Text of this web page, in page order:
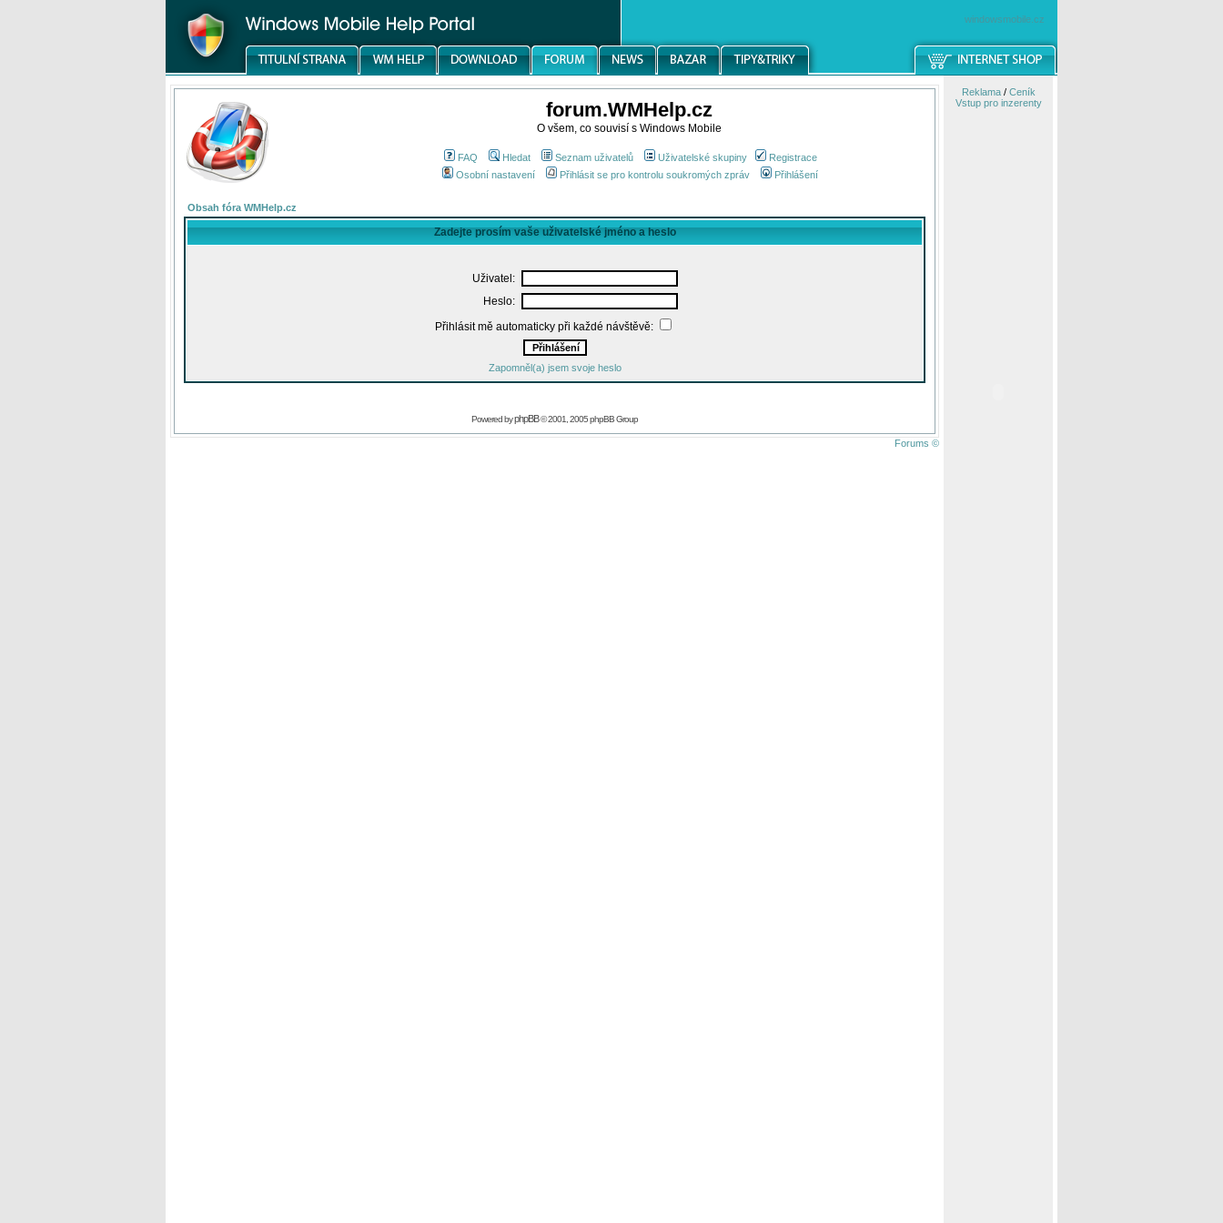
windowsmobile.cz
forum.WMHelp.cz
O všem, co souvisí s Windows Mobile
FAQ Hledat Seznam uživatelů Uživatelské skupiny
Registrace
Osobní nastavení
Přihlásit se pro kontrolu soukromých zpráv Přihlášení
Obsah fóra WMHelp.cz
Zadejte prosím vaše uživatelské jméno a heslo
Uživatel:
Heslo:
Přihlásit mě automaticky při každé návštěvě:
Zapomněl(a) jsem svoje heslo
Powered byphpBB© 2001, 2005 phpBB Group
Forums ©
Reklama/ Ceník
Vstup pro inzerenty